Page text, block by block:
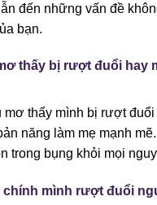
đến những vấn đề
bạn.
thấy bị rượt đuổi hay
mơ thấy mình bị rượt đuổi
năng làm mẹ mạnh
trong bụng khỏi mọi
chính mình rượt đuổi